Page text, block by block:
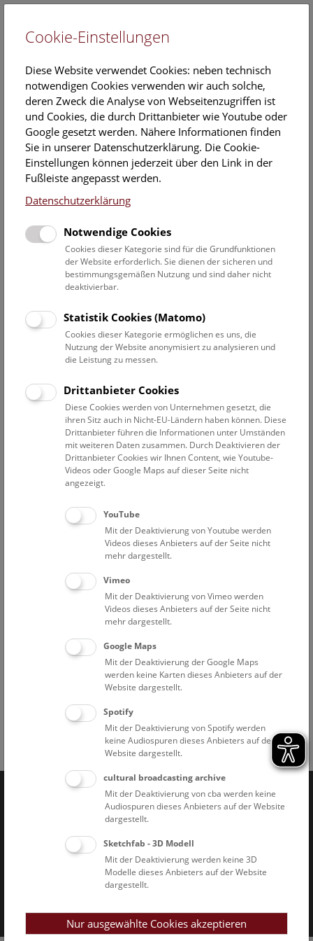
EN
NHM Narrenturm: Führung
durch die Studiensammlung
Freitag, 20. Juni 2025, 11:00 Uhr – 12:00 Uhr |
Die Überblicksführung durch die Studiensammlung zeigt
ausgewählte Präparate zu verschiedenen Erkrankungen wie
Tuberkulose, Syphilis oder Ichthyose.
und Pilzerkrankungen wirken durch die historischen
Moulagen lebensecht. Auch auf die Entwicklung der
Behandlungsmethoden wird eingegangen. Auf spezielles
Interesse der Gäste kann bei dieser Führung eingegangen
werden. Dauer ca. 45 Minuten.
NHM Narrenturm
Weitere Informationen zu Führungen finden Sie hier.
Kontakt und Anmeldung:
+43 1 52177-625;pas@nhm.at
Anmeldung erforderlich! Weitere Termine auf Anfrage
Mittwoch um 11, 13 und 15 Uhr
Donnerstag um 11, 13 und 15 Uhr
Freitag um 11, 13 und 15 Uhr
Führungstreffpunkt: pathologisch-anatomische Sammlung
im Narrenturm (Spitalgasse 2, 1090 Wien)
Die Schausammlung kann selbstständig besichtigt werden.
Der Zugang ist barrierefrei.
Follow us on Facebook
BlueskyInstagram
YoutubeLinkedInGoogle
Naturhistorisches Museum Wien © 2026
Impressum & AGB
Datenschutz
Barrierefreiheitserklärung
Cookies
Cookie-Einstellungen
Diese Website verwendet Cookies: neben technisch
notwendigen Cookies verwenden wir auch solche,
deren Zweck die Analyse von Webseitenzugriffen ist
und Cookies, die durch Drittanbieter wie Youtube oder
Google gesetzt werden. Nähere Informationen finden
Sie in unserer Datenschutzerklärung. Die Cookie-
Einstellungen können jederzeit über den Link in der
Fußleiste angepasst werden.
Datenschutzerklärung
Notwendige Cookies
Cookies dieser Kategorie sind für die Grundfunktionen
der Website erforderlich. Sie dienen der sicheren und
bestimmungsgemäßen Nutzung und sind daher nicht
deaktivierbar.
Statistik Cookies (Matomo)
Cookies dieser Kategorie ermöglichen es uns, die
Nutzung der Website anonymisiert zu analysieren und
die Leistung zu messen.
Drittanbieter Cookies
Diese Cookies werden von Unternehmen gesetzt, die
ihren Sitz auch in Nicht-EU-Ländern haben können. Diese
Drittanbieter führen die Informationen unter Umständen
mit weiteren Daten zusammen. Durch Deaktivieren der
Drittanbieter Cookies wir Ihnen Content, wie Youtube-
Videos oder Google Maps auf dieser Seite nicht
angezeigt.
YouTube
Mit der Deaktivierung von Youtube werden
Videos dieses Anbieters auf der Seite nicht
mehr dargestellt.
Vimeo
Mit der Deaktivierung von Vimeo werden
Videos dieses Anbieters auf der Seite nicht
mehr dargestellt.
Google Maps
Mit der Deaktivierung der Google Maps
werden keine Karten dieses Anbieters auf der
Website dargestellt.
Spotify
Mit der Deaktivierung von Spotify werden
keine Audiospuren dieses Anbieters auf der
Website dargestellt.
cultural broadcasting archive
Mit der Deaktivierung von cba werden keine
Audiospuren dieses Anbieters auf der Website
dargestellt.
Sketchfab - 3D Modell
Mit der Deaktivierung werden keine 3D
Modelle dieses Anbieters auf der Website
dargestellt.
Nur ausgewählte Cookies akzeptieren